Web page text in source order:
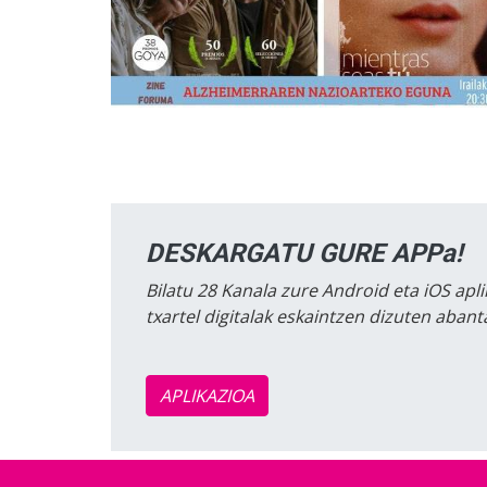
DESKARGATU GURE APPa!
Bilatu 28 Kanala zure Android eta iOS
txartel digitalak eskaintzen dizuten
APLIKAZIOA